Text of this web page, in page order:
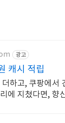
광고
캐시 적립
하고, 쿠팡에서
에 지쳤다면, 향